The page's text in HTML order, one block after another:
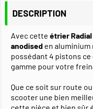
DESCRIPTION
Avec cette étrier
anodised en
possédant 4 pistons
gamme pour votre
Que ce soit sur route
scooter une bien